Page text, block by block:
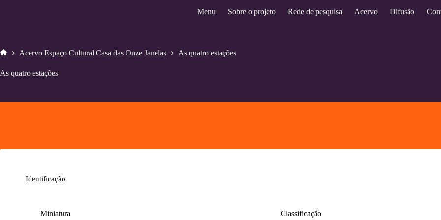
Menu Sobre o projeto Rede de pesquisa Acervo Difusão
Acervo Espaço Cultural Casa das Onze Janelas As quatro estações
As quatro estações
Identificação
Miniatura Classificação